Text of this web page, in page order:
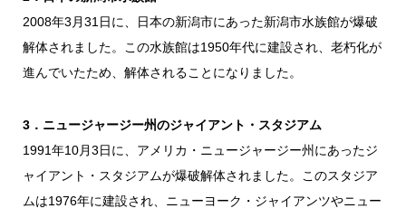
2008年3月31日に、日本の新潟市にあった新潟市水族館が爆破
解体されました。この水族館は1950年代に建設され、老朽化が
進んでいたため、解体されることになりました。
3．ニュージャージー州のジャイアント・スタジアム
1991年10月3日に、アメリカ・ニュージャージー州にあったジ
ャイアント・スタジアムが爆破解体されました。このスタジア
ムは1976年に建設され、ニューヨーク・ジャイアンツやニュー